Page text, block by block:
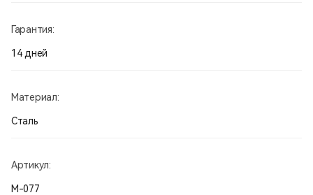
Гарантия:
14 дней
Материал:
Сталь
Артикул:
M-077